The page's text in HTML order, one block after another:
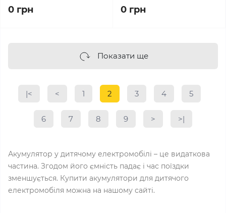
0 грн 0 грн
Показати ще
|< < 1 2 3 4 5
6 7 8 9 > >|
Акумулятор у дитячому електромобілі – це видаткова
частина. Згодом його ємність падає і час поїздки
зменшується. Купити акумулятори для дитячого
електромобіля можна на нашому сайті.